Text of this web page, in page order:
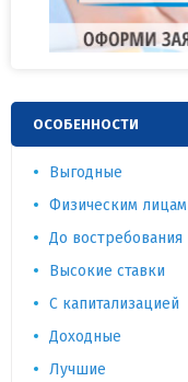
ОСОБЕННОСТИ
Выгодные
Физическим лицам
До востребования
Высокие ставки
С капитализацией
Доходные
Лучшие